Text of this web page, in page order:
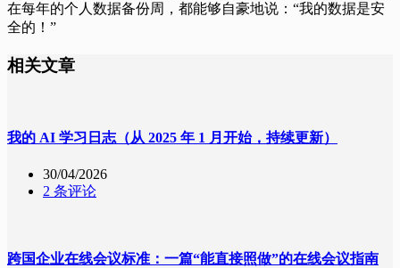
在每年的个人数据备份周，都能够自豪地说：“我的数据是安
全的！”
相关文章
我的 AI 学习日志（从 2025 年 1 月开始，持续更新）
30/04/2026
2 条评论
跨国企业在线会议标准：一篇“能直接照做”的在线会议指南